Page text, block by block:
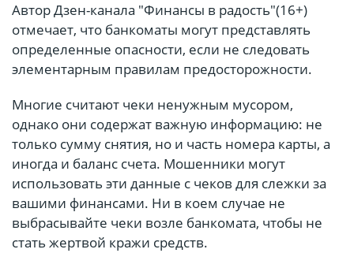
Автор Дзен-канала "Финансы в радость"(16+)
отмечает, что банкоматы могут представлять
определенные опасности, если не следовать
элементарным правилам предосторожности.
Многие считают чеки ненужным мусором,
однако они содержат важную информацию: не
только сумму снятия, но и часть номера карты, а
иногда и баланс счета. Мошенники могут
использовать эти данные с чеков для слежки за
вашими финансами. Ни в коем случае не
выбрасывайте чеки возле банкомата, чтобы не
стать жертвой кражи средств.